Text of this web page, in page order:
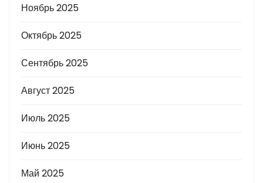
Ноябрь 2025
Октябрь 2025
Сентябрь 2025
Август 2025
Июль 2025
Июнь 2025
Май 2025